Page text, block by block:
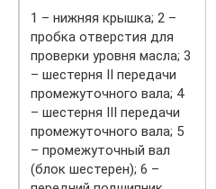
1 – нижняя крышка; 2 –
пробка отверстия для
проверки уровня масла; 3
– шестерня II передачи
промежуточного вала; 4
– шестерня III передачи
промежуточного вала; 5
– промежуточный вал
(блок шестерен); 6 –